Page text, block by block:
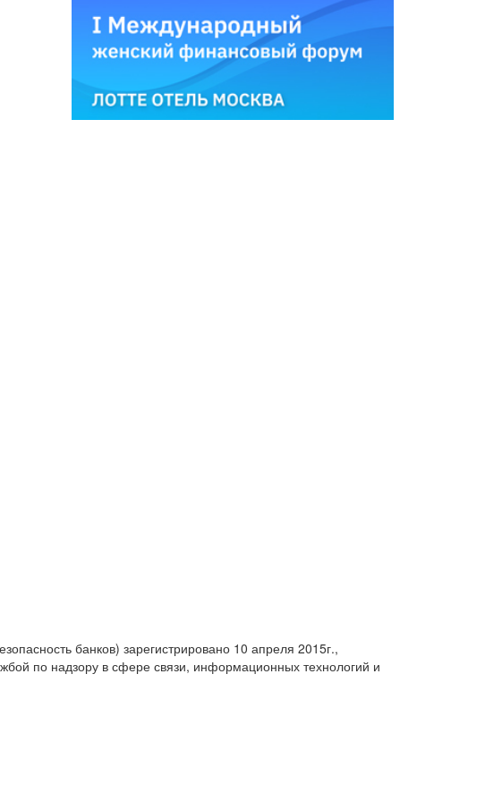
банков) зарегистрировано 10 апреля 2015г.,
по надзору в сфере связи, информационных технологий и